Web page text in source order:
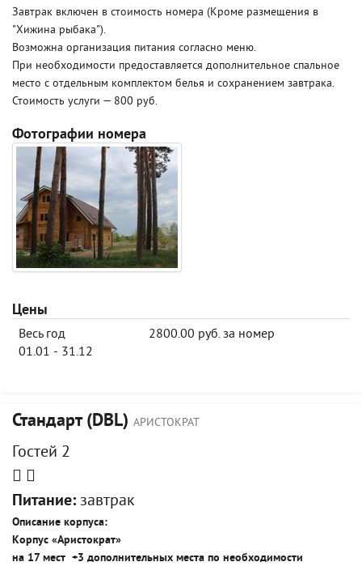
Завтрак включен в стоимость номера (Кроме размещения в
"Хижина рыбака").
Возможна организация питания согласно меню.
При необходимости предоставляется дополнительное спальное
место с отдельным комплектом белья и сохранением завтрака.
Стоимость услуги — 800 руб.
Фотографии номера
Цены
Весь год
01.01 - 31.12
2800.00 руб. за номер
Стандарт (DBL) АРИСТОКРАТ
Гостей 2
Питание: завтрак
Описание корпуса:
Корпус «Аристократ»
на 17 мест +3 дополнительных места по необходимости